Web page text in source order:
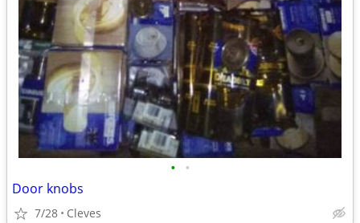
• •
Door knobs
7/28 Cleves